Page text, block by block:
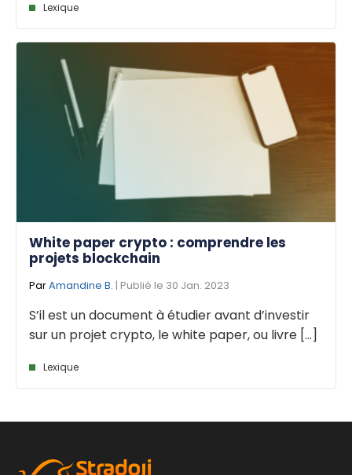
Lexique
White paper crypto : comprendre les
projets blockchain
ParAmandine B. | Publié le 30 Jan. 2023
S’il est un document à étudier avant d’investir
sur un projet crypto, le white paper, ou livre [...]
Lexique